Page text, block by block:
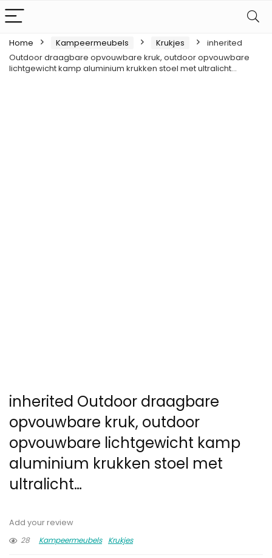
Home Kampeermeubels Krukjes
inherited
Outdoor draagbare opvouwbare kruk, outdoor opvouwbare
lichtgewicht kamp aluminium krukken stoel met ultralicht…
inherited Outdoor draagbare
opvouwbare kruk, outdoor
opvouwbare lichtgewicht kamp
aluminium krukken stoel met
ultralicht…
Add your review
28
Kampeermeubels Krukjes